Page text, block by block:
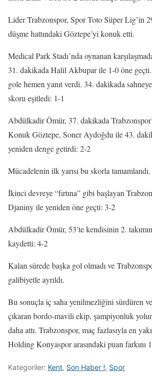
Lider Trabzonspor, Spor Toto Süper Lig’in
düşme hattındaki Göztepe’yi konuk etti.
Medical Park Stadı’nda oynanan
31. dakikada Halil Akbupar ile 1-0 öne
gole hemen yanıt verdi. 34. dakikada
skoru eşitledi: 1-1
Abdülkadir Ömür, 37. dakikada
Konuk Göztepe, Soner Aydoğdu ile 43.
yeniden denge getirdi: 2-2
Mücadelenin ilk yarısı bu skorla tamamlandı.
İkinci devreye “fırtına” gibi başlayan
Djaniny ile yeniden öne geçti: 3-2
Abdülkadir Ömür, 53’te kendisinin 2.
kaydetti: 4-2
Kalan sürede başka gol olmadı ve
galibiyetle ayrıldı.
Bu sonuçla iç saha yenilmezliğini sürdüren ve
çıkaran bordo-mavili ekip, şampiyonluk
daha attı. Trabzonspor, maç fazlasıyla en
Holding Konyaspor arasındaki puan farkını
Kategoriler: Kent, Son Haber !, Spor